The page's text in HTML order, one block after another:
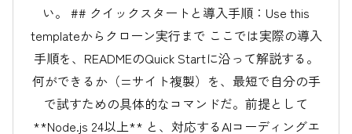
い。 ## クイックスタートと導入手順：Use this
templateからクローン実行まで ここでは実際の導入
手順を、READMEのQuick Startに沿って解説する。
何ができるか（=サイト複製）を、最短で自分の手
で試すための具体的なコマンドだ。前提として
**Node.js 24以上** と、対応するAIコーディングエ